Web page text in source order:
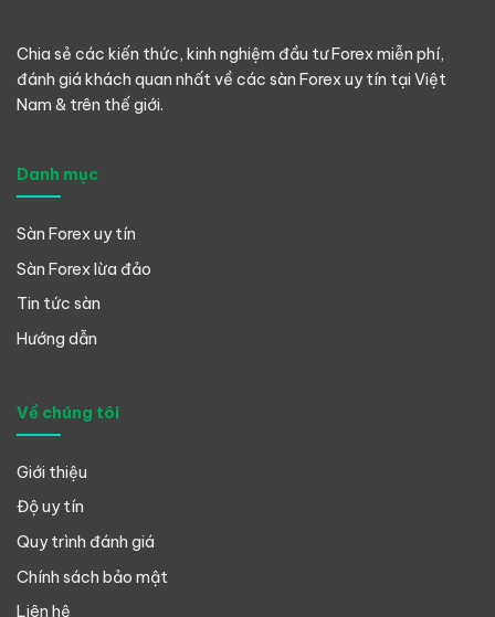
Chia sẻ các kiến thức, kinh nghiệm đầu tư Forex miễn phí,
đánh giá khách quan nhất về các sàn Forex uy tín tại Việt
Nam & trên thế giới.
Danh mục
Sàn Forex uy tín
Sàn Forex lừa đảo
Tin tức sàn
Hướng dẫn
Về chúng tôi
Giới thiệu
Độ uy tín
Quy trình đánh giá
Chính sách bảo mật
Liên hệ